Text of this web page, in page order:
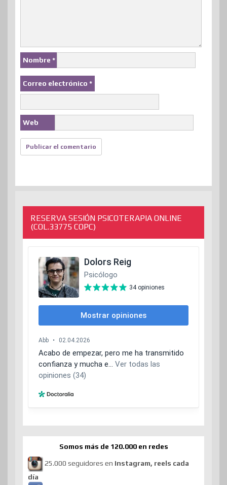
Nombre *
Correo electrónico *
Web
RESERVA SESIÓN PSICOTERAPIA ONLINE
(COL.33775 COPC)
Somos más de 120.000 en redes
25.000 seguidores en Instagram, reels cada
día